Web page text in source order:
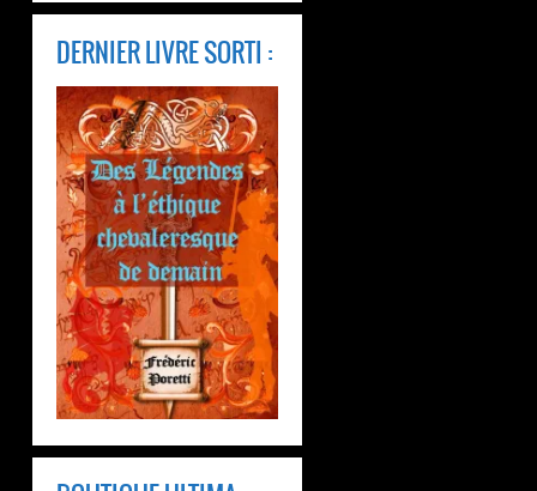
DERNIER LIVRE SORTI :